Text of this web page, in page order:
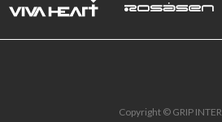
Copyright © GRIP